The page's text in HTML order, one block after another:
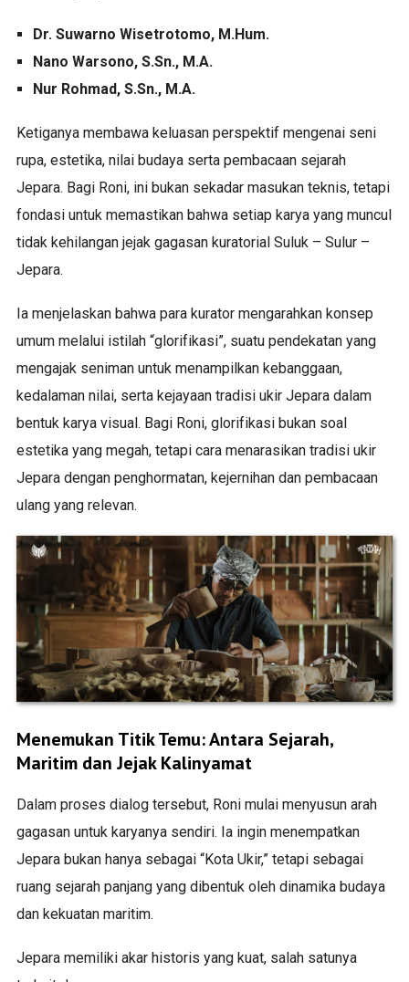
Dr. Suwarno Wisetrotomo, M.Hum.
Nano Warsono, S.Sn., M.A.
Nur Rohmad, S.Sn., M.A.
Ketiganya membawa keluasan perspektif mengenai seni
rupa, estetika, nilai budaya serta pembacaan sejarah
Jepara. Bagi Roni, ini bukan sekadar masukan teknis, tetapi
fondasi untuk memastikan bahwa setiap karya yang muncul
tidak kehilangan jejak gagasan kuratorial Suluk – Sulur –
Jepara.
Ia menjelaskan bahwa para kurator mengarahkan konsep
umum melalui istilah “glorifikasi”, suatu pendekatan yang
mengajak seniman untuk menampilkan kebanggaan,
kedalaman nilai, serta kejayaan tradisi ukir Jepara dalam
bentuk karya visual. Bagi Roni, glorifikasi bukan soal
estetika yang megah, tetapi cara menarasikan tradisi ukir
Jepara dengan penghormatan, kejernihan dan pembacaan
ulang yang relevan.
Menemukan Titik Temu: Antara Sejarah,
Maritim dan Jejak Kalinyamat
Dalam proses dialog tersebut, Roni mulai menyusun arah
gagasan untuk karyanya sendiri. Ia ingin menempatkan
Jepara bukan hanya sebagai “Kota Ukir,” tetapi sebagai
ruang sejarah panjang yang dibentuk oleh dinamika budaya
dan kekuatan maritim.
Jepara memiliki akar historis yang kuat, salah satunya